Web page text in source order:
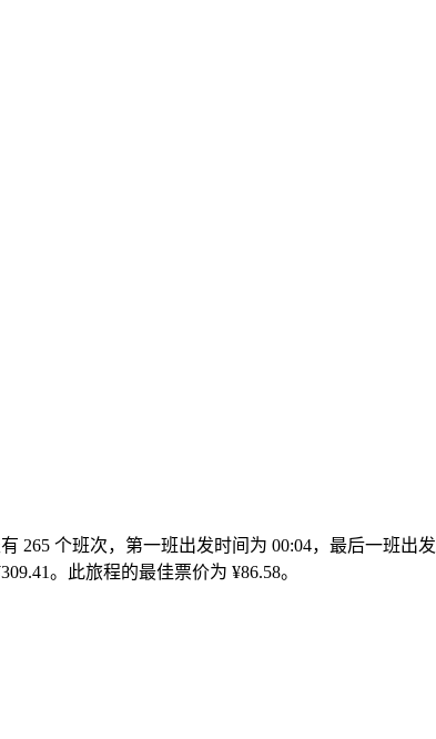
265 个班次，第一班出发时间为 00:04，最后一班出发
。此旅程的最佳票价为 ¥86.58。